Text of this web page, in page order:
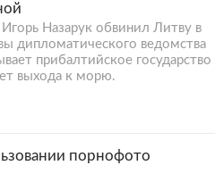
Назарук обвинил Литву в
дипломатического ведомства
прибалтийское государство
выхода к морю.
порнофото